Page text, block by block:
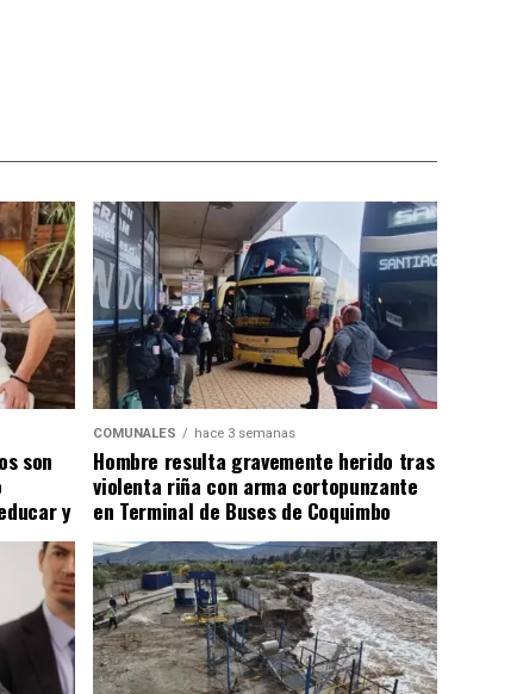
son
y
COMUNALES hace 3 semanas
Hombre resulta gravemente herido tras
violenta riña con arma cortopunzante
en Terminal de Buses de Coquimbo